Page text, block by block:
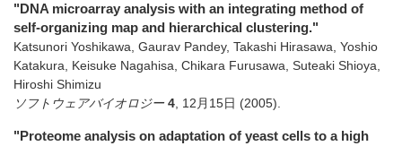
"DNA microarray analysis with an integrating method of
self-organizing map and hierarchical clustering."
Katsunori Yoshikawa, Gaurav Pandey, Takashi Hirasawa, Yoshio
Katakura, Keisuke Nagahisa, Chikara Furusawa, Suteaki Shioya,
Hiroshi Shimizu
ソフトウェアバイオロジー 4 12月15日 (2005)
"Proteome analysis on adaptation of yeast cells to a high